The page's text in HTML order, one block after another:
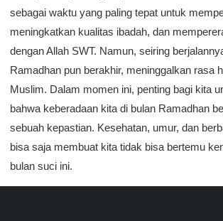
sebagai waktu yang paling tepat untuk
meningkatkan kualitas ibadah, dan
dengan Allah SWT. Namun, seiring
Ramadhan pun berakhir, meninggalkan rasa
Muslim. Dalam momen ini, penting bagi kita
bahwa keberadaan kita di bulan Ramadhan
sebuah kepastian. Kesehatan, umur, dan
bisa saja membuat kita tidak bisa bertemu
bulan suci ini.